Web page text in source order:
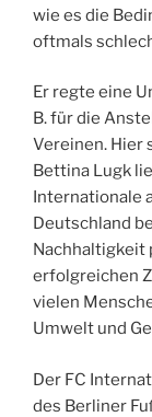
wie es die
oftmals
Er regte eine
B. für die
Vereinen. Hier
Bettina Lugk
Internationale
Deutschland
Nachhaltigkeit
erfolgreichen
vielen
Umwelt und
Der FC
des Berliner